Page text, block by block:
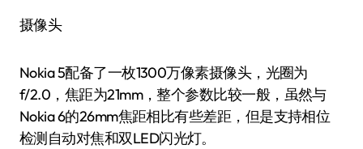
摄像头
Nokia 5配备了一枚1300万像素摄像头，光圈为
f/2.0，焦距为21mm，整个参数比较一般，虽然与
Nokia 6的26mm焦距相比有些差距，但是支持相位
检测自动对焦和双LED闪光灯。